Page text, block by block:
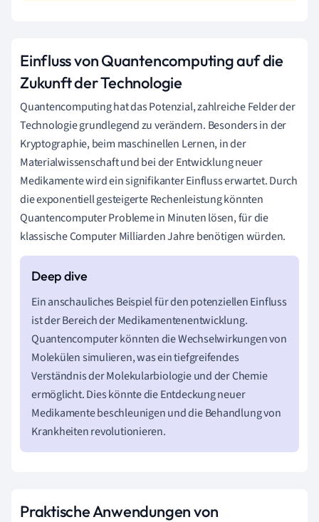
Einfluss von Quantencomputing auf die
Zukunft der Technologie
Quantencomputing hat das Potenzial, zahlreiche Felder der
Technologie grundlegend zu verändern. Besonders in der
Kryptographie, beim maschinellen Lernen, in der
Materialwissenschaft und bei der Entwicklung neuer
Medikamente wird ein signifikanter Einfluss erwartet. Durch
die exponentiell gesteigerte Rechenleistung könnten
Quantencomputer Probleme in Minuten lösen, für die
klassische Computer Milliarden Jahre benötigen würden.
Ein anschauliches Beispiel für den potenziellen Einfluss
ist der Bereich der Medikamentenentwicklung.
Quantencomputer könnten die Wechselwirkungen von
Molekülen simulieren, was ein tiefgreifendes
Verständnis der Molekularbiologie und der Chemie
ermöglicht. Dies könnte die Entdeckung neuer
Medikamente beschleunigen und die Behandlung von
Krankheiten revolutionieren.
Praktische Anwendungen von